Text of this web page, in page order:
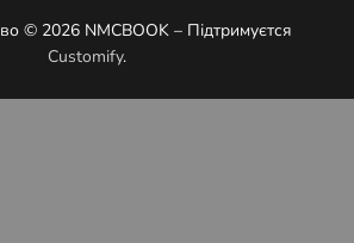
© 2026 NMCBOOK – Підтримуєтся
Customify.